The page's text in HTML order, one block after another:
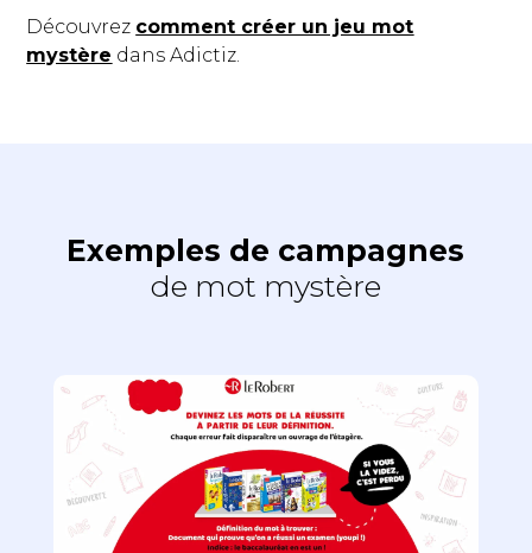
Découvrez comment créer un jeu mot
mystère dans Adictiz.
Exemples de campagnes
de mot mystère